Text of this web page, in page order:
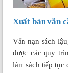
Xuất bản vẫn
Vấn nạn sách
được các quy
làm sách tiếp tục